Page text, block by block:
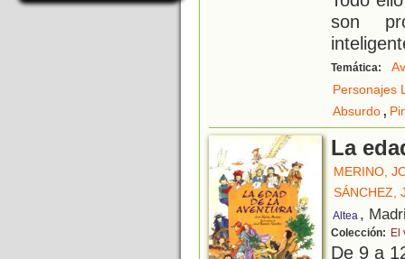
son
Temática:
Personajes
Absurdo,
La
MERINO,
SÁNCHEZ,
Altea ,
Colección: El
De 9 a